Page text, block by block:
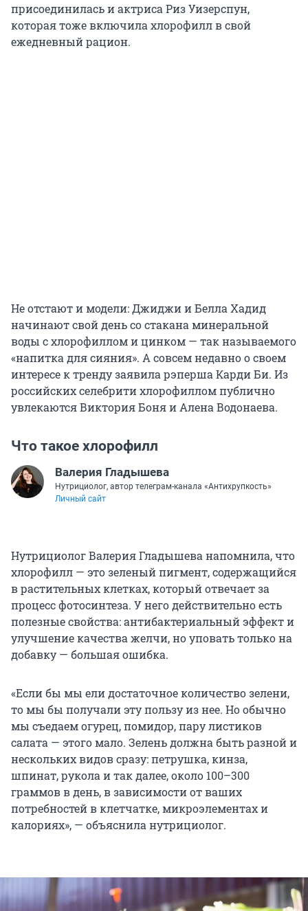
присоединилась и актриса Риз Уизерспун,
которая тоже включила хлорофилл в свой
ежедневный рацион.
Не отстают и модели: Джиджи и Белла Хадид
начинают свой день со стакана минеральной
воды с хлорофиллом и цинком — так называемого
«напитка для сияния». А совсем недавно о своем
интересе к тренду заявила рэперша Карди Би. Из
российских селебрити хлорофиллом публично
увлекаются Виктория Боня и Алена Водонаева.
Что такое хлорофилл
Валерия Гладышева
Нутрициолог, автор телеграм-канала «Антихрупкость»
Личный сайт
Нутрициолог Валерия Гладышева напомнила, что
хлорофилл — это зеленый пигмент, содержащийся
в растительных клетках, который отвечает за
процесс фотосинтеза. У него действительно есть
полезные свойства: антибактериальный эффект и
улучшение качества желчи, но уповать только на
добавку — большая ошибка.
«Если бы мы ели достаточное количество зелени,
то мы бы получали эту пользу из нее. Но обычно
мы съедаем огурец, помидор, пару листиков
салата — этого мало. Зелень должна быть разной и
нескольких видов сразу: петрушка, кинза,
шпинат, рукола и так далее, около 100–300
граммов в день, в зависимости от ваших
потребностей в клетчатке, микроэлементах и
калориях», — объяснила нутрициолог.